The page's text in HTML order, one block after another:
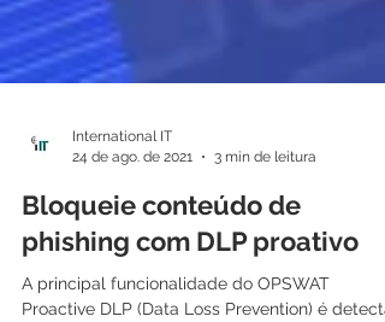
International IT
24 de ago. de 2021
3 min de leitura
Bloqueie conteúdo de